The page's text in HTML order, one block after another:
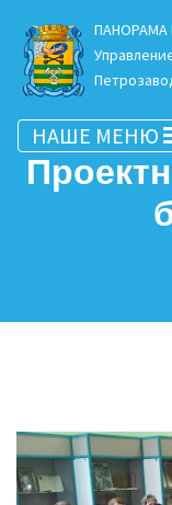
ПАНОРАМА
НАШЕ МЕНЮ